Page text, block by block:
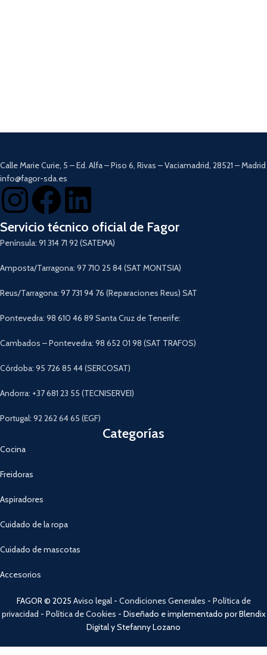
Calle Marie Curie, 5 – Ed. Alfa – Piso 6, Rivas – Vaciamadrid, 28521 – Madrid
info@fagor-sda.es
Servicio técnico oficial de Fagor
Península: 91 314 71 92 (SATEMA)
Amposta/Tarragona: 97 710 25 84 (SAT MONTSIA)
Reus/Tarragona: 97 731 94 76 (Reparaciones Reus) SAT
Pontevedra: 98 610 46 89 Santa Cruz de Tenerife:
Cambados – Pontevedra: 98 652 01 98 (SAT TRAFOS)
Córdoba: 95 726 85 44 (SERCOSAT)
Andorra: +37 681 23 55 (TECNISERVEI)
Portugal: 92 262 64 65 (EGF)
Categorías
Cocina
Freidoras
Aspiradores
Cuidado de la ropa
Cuidado de mascotas
Accesorios
FAGOR © 2025 Aviso legal- Condiciones Generales - Política de
privacidad - Política de Cookies - Diseñado e implementado por Blendix
Digital y Stefanny Lozano